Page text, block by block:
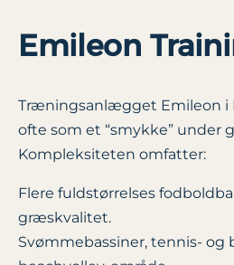
Emileon
Træningsanlægget Emileon i
ofte som et “smykke” under
Kompleksiteten omfatter:
Flere fuldstørrelses
græskvalitet.
Svømmebassiner, tennis- og